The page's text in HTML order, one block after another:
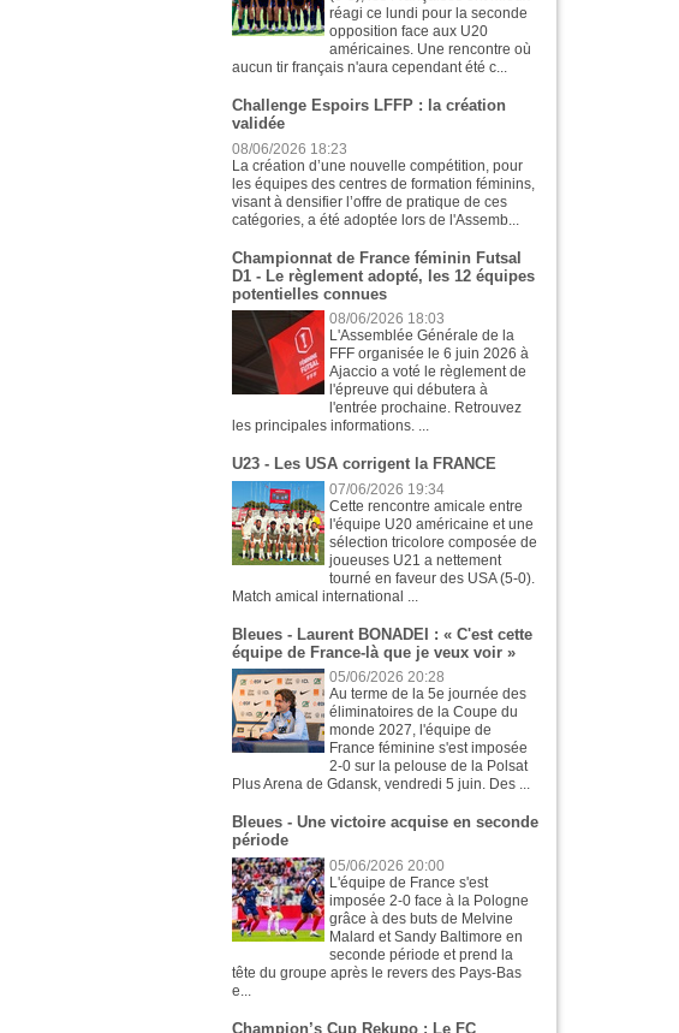
réagi ce lundi pour la seconde
opposition face aux U20
américaines. Une rencontre où
aucun tir français n'aura cependant été c...
Challenge Espoirs LFFP : la création
validée
08/06/2026 18:23
La création d’une nouvelle compétition, pour
les équipes des centres de formation féminins,
visant à densifier l’offre de pratique de ces
catégories, a été adoptée lors de l'Assemb...
Championnat de France féminin Futsal
D1 - Le règlement adopté, les 12 équipes
potentielles connues
08/06/2026 18:03
L'Assemblée Générale de la
FFF organisée le 6 juin 2026 à
Ajaccio a voté le règlement de
l'épreuve qui débutera à
l'entrée prochaine. Retrouvez
les principales informations. ...
U23 - Les USA corrigent la FRANCE
07/06/2026 19:34
Cette rencontre amicale entre
l'équipe U20 américaine et une
sélection tricolore composée de
joueuses U21 a nettement
tourné en faveur des USA (5-0).
Match amical international ...
Bleues - Laurent BONADEI : « C'est cette
équipe de France-là que je veux voir »
05/06/2026 20:28
Au terme de la 5e journée des
éliminatoires de la Coupe du
monde 2027, l'équipe de
France féminine s'est imposée
2-0 sur la pelouse de la Polsat
Plus Arena de Gdansk, vendredi 5 juin. Des ...
Bleues - Une victoire acquise en seconde
période
05/06/2026 20:00
L'équipe de France s'est
imposée 2-0 face à la Pologne
grâce à des buts de Melvine
Malard et Sandy Baltimore en
seconde période et prend la
tête du groupe après le revers des Pays-Bas
e...
Champion’s Cup Rekupo : Le FC